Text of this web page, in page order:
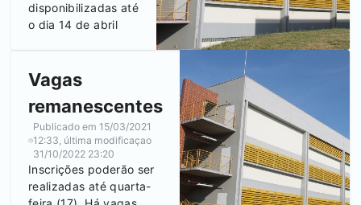
disponibilizadas até
o dia 14 de abril
Vagas
remanescentes
Publicado em 15/03/2021
12:33, última modificaçao
31/10/2022 23:20
Inscrições poderão ser
realizadas até quarta-